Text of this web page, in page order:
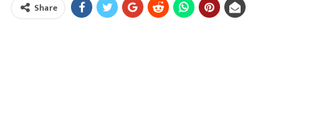
Share